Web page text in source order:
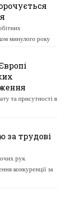
минулого року
та присутності в
за трудові
рук
конкуренції за